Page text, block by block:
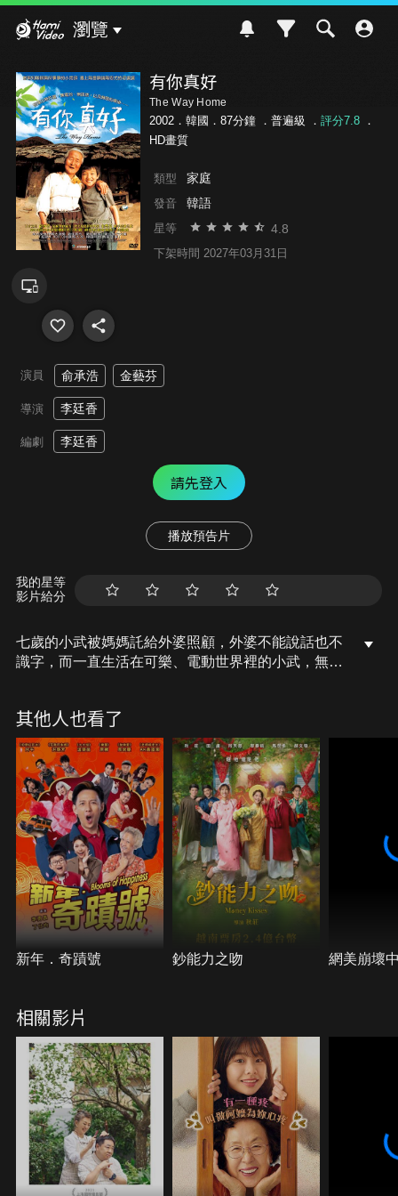
瀏覽
有你真好
The Way Home
2002．韓國．87分鐘 ． 普遍級 ． 評分7.8．
HD畫質
類型 家庭
發音 韓語
星等 4.8
下架時間 2027年03月31日
演員 俞承浩 金藝芬
導演 李廷香
編劇 李廷香
請先登入
播放預告片
我的星等
影片給分
七歲的小武被媽媽託給外婆照顧，外婆不能說話也不
識字，而一直生活在可樂、電動世界裡的小武，無法
開始習慣外婆家的生活。某天外婆帶小武到市集，她
讓小武先坐車回家，天慢慢黑了，外婆卻一直沒有回
家…
其他人也看了
新年．奇蹟號 鈔能力之吻 網美崩壞
相關影片